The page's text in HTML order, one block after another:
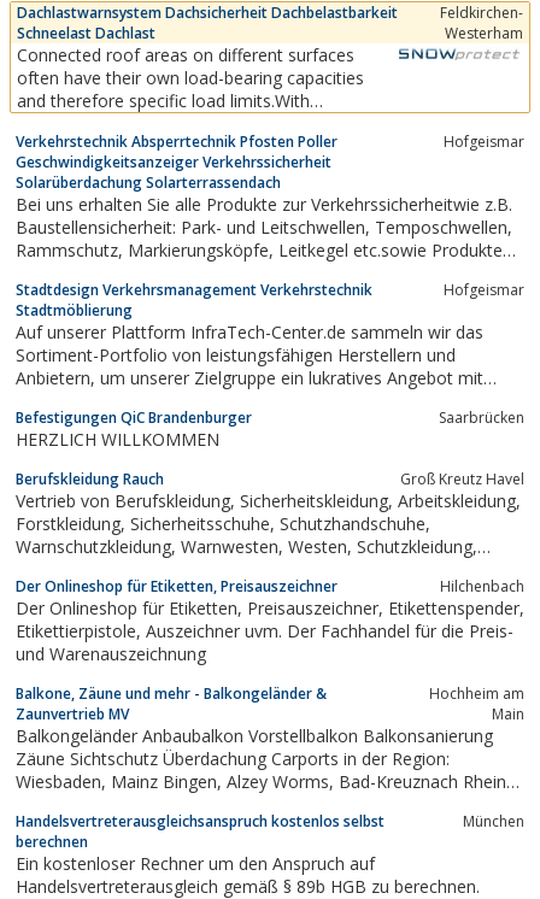
materials and sales promotion tools.In our
personnel pool we have access to several
hundred sales...
Dachlastwarnsystem Dachsicherheit Dachbelastbarkeit
Schneelast Dachlast
Feldkirchen-
Westerham
Connected roof areas on different surfaces
often have their own load-bearing capacities
and therefore specific load limits.With
can be covered and even large roofs can be
precisely monitored.
Verkehrstechnik Absperrtechnik Pfosten Poller
Geschwindigkeitsanzeiger Verkehrssicherheit
Solarüberdachung Solarterrassendach
Hofgeismar
Bei uns erhalten Sie alle Produkte zur Verkehrssicherheitwie z.B.
Baustellensicherheit: Park- und Leitschwellen, Temposchwellen,
Rammschutz, Markierungsköpfe, Leitkegel etc.sowie Produkte
Fahrbahnschwellen, Kabelbrückenz.B. der Absperrtechnik:
Absperrgitter,...
Stadtdesign Verkehrsmanagement Verkehrstechnik
Stadtmöblierung
Hofgeismar
Auf unserer Plattform InfraTech-Center.de sammeln wir das
Sortiment-Portfolio von leistungsfähigen Herstellern und
Anbietern, um unserer Zielgruppe ein lukratives Angebot mit
verbinden wir die Produktlinien unserer Partner-Hersteller mit den
Anforderungen unserer Zielgruppe,...
Befestigungen QiC Brandenburger Saarbrücken
HERZLICH WILLKOMMEN
Berufskleidung Rauch Groß Kreutz Havel
Vertrieb von Berufskleidung, Sicherheitskleidung, Arbeitskleidung,
Forstkleidung, Sicherheitsschuhe, Schutzhandschuhe,
Warnschutzkleidung, Warnwesten, Westen, Schutzkleidung,
Kochkleidungauch mit Ihrem Firmenlogo
Der Onlineshop für Etiketten, Preisauszeichner Hilchenbach
Der Onlineshop für Etiketten, Preisauszeichner, Etikettenspender,
Etikettierpistole, Auszeichner uvm. Der Fachhandel für die Preis-
und Warenauszeichnung
Balkone, Zäune und mehr - Balkongeländer &
Zaunvertrieb MV
Hochheim am
Main
Balkongeländer Anbaubalkon Vorstellbalkon Balkonsanierung
Zäune Sichtschutz Überdachung Carports in der Region:
Wiesbaden, Mainz Bingen, Alzey Worms, Bad-Kreuznach Rhein-
Handelsvertreterausgleichsanspruch kostenlos selbst
berechnen
München
Ein kostenloser Rechner um den Anspruch auf
Handelsvertreterausgleich gemäß § 89b HGB zu berechnen.